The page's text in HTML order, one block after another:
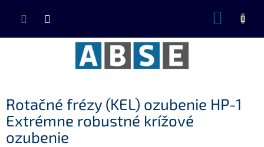
Rotačné frézy (KEL) ozubenie HP-1
Extrémne robustné krížové
ozubenie